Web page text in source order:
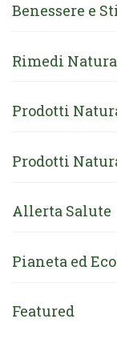
Benessere e
Rimedi
Prodotti
Prodotti
Allerta Salute
Pianeta ed
Featured